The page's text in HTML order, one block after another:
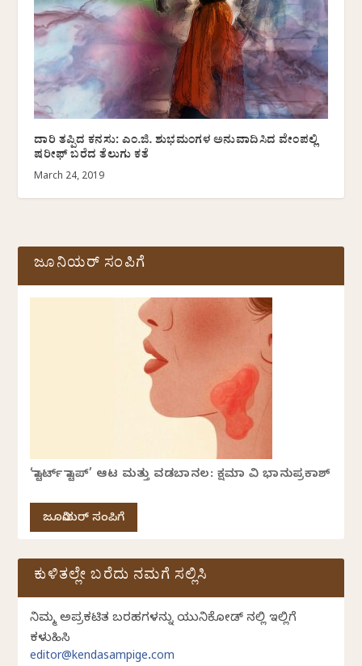
ದಾರಿ ತಪ್ಪಿದ ಕನಸು: ಎಂ.ಜಿ. ಶುಭಮಂಗಳ ಅನುವಾದಿಸಿದ ವೇಂಪಲ್ಲಿ
ಷರೀಫ್ ಬರೆದ ತೆಲುಗು ಕತೆ
March 24, 2019
ಜೂನಿಯರ್ ಸಂಪಿಗೆ
‘ಸ್ಟಾರ್ಟ್ ಸ್ಟಾಪ್’ ಆಟ ಮತ್ತು ವಡಬಾನಲ: ಕ್ಷಮಾ ವಿ ಭಾನುಪ್ರಕಾಶ್
ಜೂನಿಯರ್ ಸಂಪಿಗೆ
ಕುಳಿತಲ್ಲೇ ಬರೆದು ನಮಗೆ ಸಲ್ಲಿಸಿ
ನಿಮ್ಮ ಅಪ್ರಕಟಿತ ಬರಹಗಳನ್ನು ಯುನಿಕೋಡ್ ನಲ್ಲಿ ಇಲ್ಲಿಗೆ
ಕಳುಹಿಸಿ
editor@kendasampige.com